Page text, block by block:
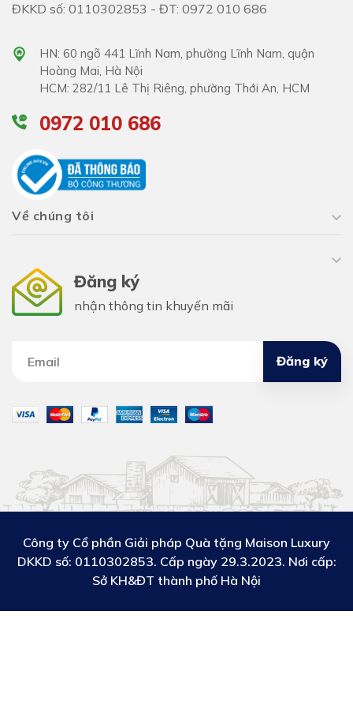
ĐKKD số: 0110302853 - ĐT: 0972 010 686
HN: 60 ngõ 441 Lĩnh Nam, phường Lĩnh Nam, quận
Hoàng Mai, Hà Nội
HCM: 282/11 Lê Thị Riêng, phường Thới An, HCM
0972 010 686
Về chúng tôi
Đăng ký
nhận thông tin khuyến mãi
Đăng ký
Công ty Cổ phần Giải pháp Quà tặng Maison Luxury
DKKD số: 0110302853. Cấp ngày 29.3.2023. Nơi cấp:
Sở KH&ĐT thành phố Hà Nội